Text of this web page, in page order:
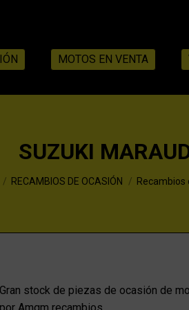
MOTOS EN VENTA
SUZUKI
RECAMBIOS DE OCASIÓN Recambios
Gran stock de piezas de ocasión de